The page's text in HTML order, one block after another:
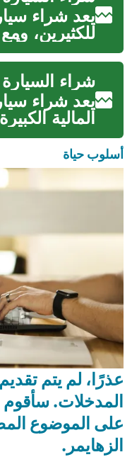
يعد شراء
للكثيرين،
السيارات،
السيارة
يعد شراء
المالية
من الناس.
لدى الجميع
أسلوب حياة
عذرًا، لم يتم
المدخلات. سأقوم
على الموضوع
الزهايمر.